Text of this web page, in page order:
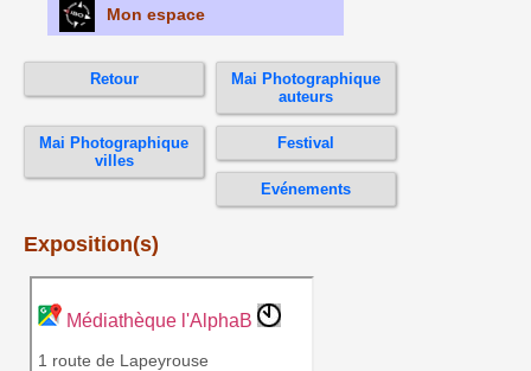
Mon espace
Retour
Mai Photographique
auteurs
Mai Photographique
villes
Festival
Evénements
Exposition(s)
Médiathèque l'AlphaB
1 route de Lapeyrouse